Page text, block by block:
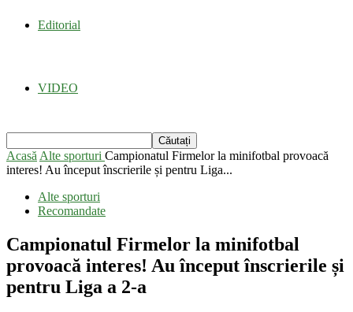
Editorial
VIDEO
Acasă Alte sporturi Campionatul Firmelor la minifotbal provoacă
interes! Au început înscrierile și pentru Liga...
Alte sporturi
Recomandate
Campionatul Firmelor la minifotbal
provoacă interes! Au început înscrierile și
pentru Liga a 2-a